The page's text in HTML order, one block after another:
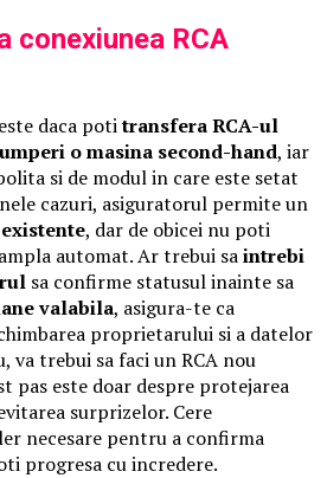
conexiunea RCA
daca potitransfera RCA-ul
o masina second-hand, iar
si de modul in care este setat
cazuri, asiguratorul permite un
, dar de obicei nu poti
automat. Ar trebui saintrebi
sa confirme statusul inainte sa
valabila, asigura-te ca
proprietarului si a datelor
va trebui sa faci un RCA nou
pas este doar despre protejarea
surprizelor. Cere
necesare pentru a confirma
progresa cu incredere.